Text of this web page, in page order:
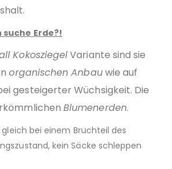
suche Erde?!
KokosziegelVariante sind sie
organischen Anbauwie auf
gesteigerter Wüchsigkeit. Die
Blumenerden.
bei einem Bruchteil des
kein Säcke schleppen